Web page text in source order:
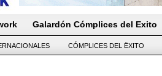
Galardón Cómplices del Exito
CÓMPLICES DEL ËXITO